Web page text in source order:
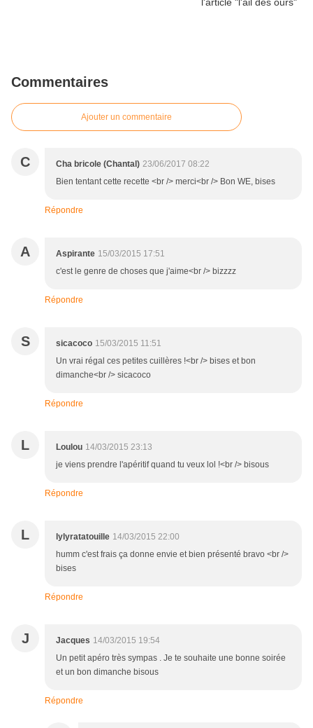
Commentaires
Ajouter un commentaire
C Cha bricole (Chantal) 23/06/2017 08:22
Bien tentant cette recette <br /> merci<br /> Bon WE, bises
Répondre
A Aspirante 15/03/2015 17:51
c'est le genre de choses que j'aime<br /> bizzzz
Répondre
S sicacoco 15/03/2015 11:51
Un vrai régal ces petites cuillères !<br /> bises et bon
dimanche<br /> sicacoco
Répondre
L Loulou 14/03/2015 23:13
je viens prendre l'apéritif quand tu veux lol !<br /> bisous
Répondre
L lylyratatouille 14/03/2015 22:00
humm c'est frais ça donne envie et bien présenté bravo <br />
bises
Répondre
J Jacques 14/03/2015 19:54
Un petit apéro très sympas . Je te souhaite une bonne soirée
et un bon dimanche bisous
Répondre